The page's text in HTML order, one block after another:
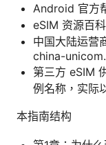
Android 官方
eSIM 资源百
中国大陆运营
china-
第三方 eSIM
例名称，实际
本指南结构